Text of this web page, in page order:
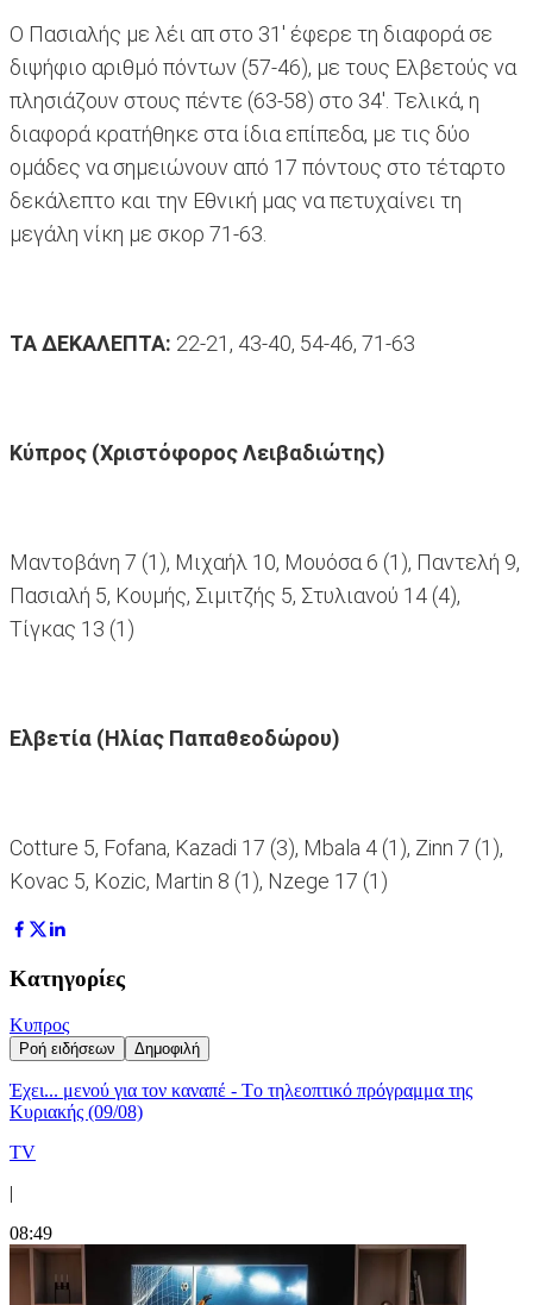
Ο Πασιαλής με λέι απ στο 31' έφερε τη διαφορά σε
διψήφιο αριθμό πόντων (57-46), με τους Ελβετούς να
πλησιάζουν στους πέντε (63-58) στο 34'. Τελικά, η
διαφορά κρατήθηκε στα ίδια επίπεδα, με τις δύο
ομάδες να σημειώνουν από 17 πόντους στο τέταρτο
δεκάλεπτο και την Εθνική μας να πετυχαίνει τη
μεγάλη νίκη με σκορ 71-63.
ΤΑ ΔΕΚΑΛΕΠΤΑ: 22-21, 43-40, 54-46, 71-63
Κύπρος (Χριστόφορος Λειβαδιώτης)
Μαντοβάνη 7 (1), Μιχαήλ 10, Μουόσα 6 (1), Παντελή 9,
Πασιαλή 5, Κουμής, Σιμιτζής 5, Στυλιανού 14 (4),
Τίγκας 13 (1)
Ελβετία (Ηλίας Παπαθεοδώρου)
Cotture 5, Fofana, Kazadi 17 (3), Mbala 4 (1), Zinn 7 (1),
Kovac 5, Kozic, Martin 8 (1), Nzege 17 (1)
Κατηγορίες
Κυπρος
Ροή ειδήσεων Δημοφιλή
Έχει... μενού για τον καναπέ - Tο τηλεοπτικό πρόγραμμα της
Κυριακής (09/08)
TV
|
08:49